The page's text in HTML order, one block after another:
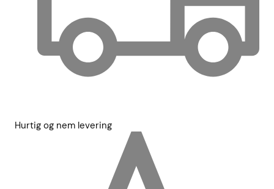
Hurtig og nem levering